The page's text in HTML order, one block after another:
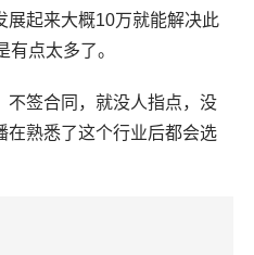
展起来大概10万就能解决此
点太多了。
不签合同，就没人指点，没
在熟悉了这个行业后都会选